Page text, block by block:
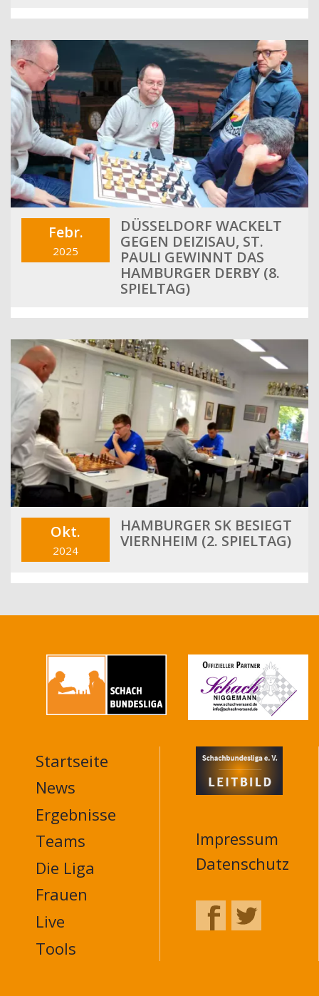
Febr.
2025
DÜSSELDORF WACKELT
GEGEN DEIZISAU, ST.
PAULI GEWINNT DAS
HAMBURGER DERBY (8.
SPIELTAG)
Okt.
2024
HAMBURGER SK BESIEGT
VIERNHEIM (2. SPIELTAG)
MAIN
NAVIGATION
FOOTER
Startseite
News
Ergebnisse
Teams
Die Liga
Frauen
Live
Tools
Impressum
Datenschutz